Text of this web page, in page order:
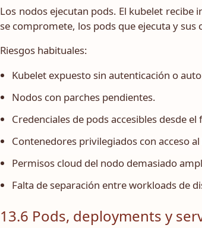
Los nodos ejecutan pods. El kubelet
se compromete, los pods que ejecuta y
Riesgos habituales:
Kubelet expuesto sin autenticación o
Nodos con parches pendientes.
Credenciales de pods accesibles desde
Contenedores privilegiados con acceso
Permisos cloud del nodo demasiado
Falta de separación entre workloads de
13.6 Pods, deployments y